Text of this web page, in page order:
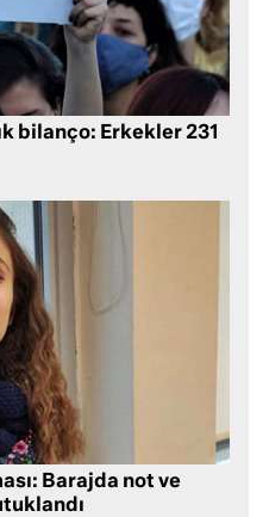
bilanço: Erkekler 231
Barajda not ve